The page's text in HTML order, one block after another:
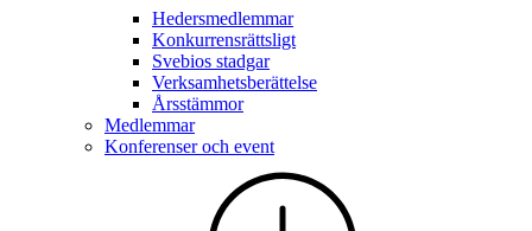
Hedersmedlemmar
Konkurrensrättsligt
Svebios stadgar
Verksamhetsberättelse
Årsstämmor
Medlemmar
Konferenser och event